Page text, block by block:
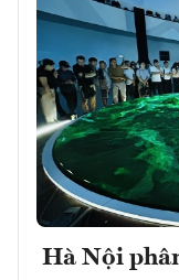
Hà Nội